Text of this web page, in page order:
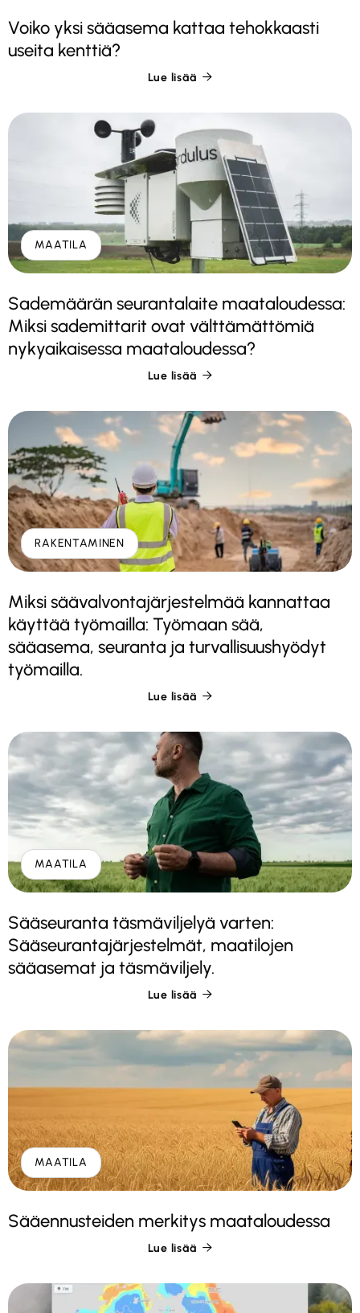
Voiko yksi sääasema kattaa tehokkaasti
useita kenttiä?
Lue lisää 
MAATILA
Sademäärän seurantalaite maataloudessa:
Miksi sademittarit ovat välttämättömiä
nykyaikaisessa maataloudessa?
Lue lisää 
RAKENTAMINEN
Miksi säävalvontajärjestelmää kannattaa
käyttää työmailla: Työmaan sää,
sääasema, seuranta ja turvallisuushyödyt
työmailla.
Lue lisää 
MAATILA
Sääseuranta täsmäviljelyä varten:
Sääseurantajärjestelmät, maatilojen
sääasemat ja täsmäviljely.
Lue lisää 
MAATILA
Sääennusteiden merkitys maataloudessa
Lue lisää 